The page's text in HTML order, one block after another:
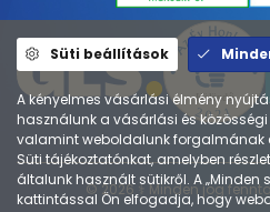
© 2026 ⚕︎ Minden jog
Süti beállítások
A kényelmes vásárlási élmény
használunk a vásárlási és
valamint weboldalunk forgalmának
Süti tájékoztatónkat, amelyben
általunk használt sütikről. A „Minden
kattintással Ön elfogadja, hogy